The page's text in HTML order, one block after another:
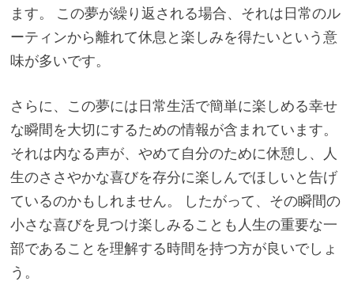
ます。 この夢が繰り返される場合、それは日常のル
ーティンから離れて休息と楽しみを得たいという意
味が多いです。
さらに、この夢には日常生活で簡単に楽しめる幸せ
な瞬間を大切にするための情報が含まれています。
それは内なる声が、やめて自分のために休憩し、人
生のささやかな喜びを存分に楽しんでほしいと告げ
ているのかもしれません。 したがって、その瞬間の
小さな喜びを見つけ楽しみることも人生の重要な一
部であることを理解する時間を持つ方が良いでしょ
う。